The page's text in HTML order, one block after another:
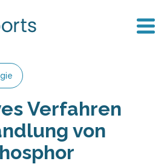
Verfahren
von